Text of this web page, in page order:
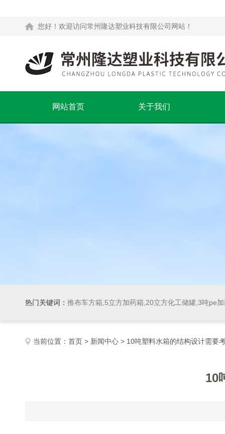
您好！欢迎访问常州隆达塑业科技有限公司网站！
网站首页 关于我们
热门关键词： 推布车方箱,5立方加药箱,20立方化工储罐,3吨pe
当前位置： 首页 > 新闻中心 > 10吨塑料水箱的结构设计需要
10